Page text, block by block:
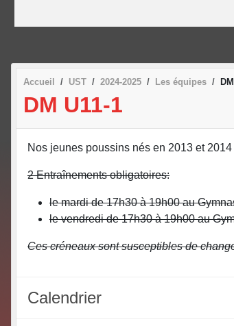
Accueil UST 2024-2025 Les équipes
DM U11-1
Nos jeunes poussins nés en 2013 et
2 Entraînements obligatoires:
le mardi de 17h30 à 19h00 au
le vendredi de 17h30 à 19h00 au
Ces créneaux sont susceptibles de
Calendrier